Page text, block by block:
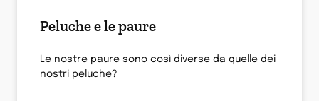
Peluche e le paure
Le nostre paure sono così diverse da quelle dei
nostri peluche?